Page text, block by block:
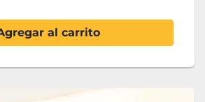
al carrito